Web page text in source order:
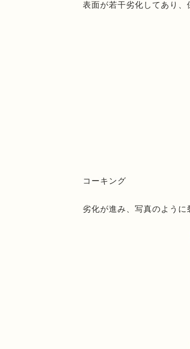
表面が若干劣化してあり、
コーキング
劣化が進み、写真のように